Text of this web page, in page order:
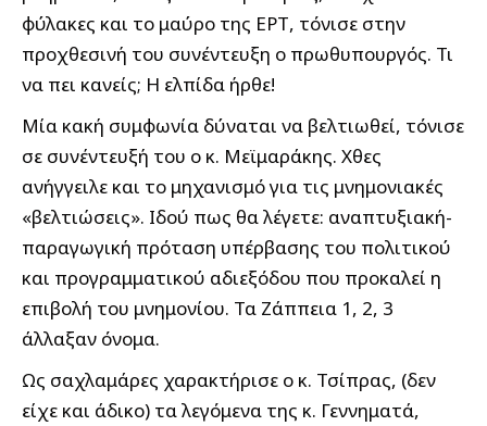
φύλακες και το μαύρο της ΕΡΤ, τόνισε στην
προχθεσινή του συνέντευξη ο πρωθυπουργός. Τι
να πει κανείς; Η ελπίδα ήρθε!
Μία κακή συμφωνία δύναται να βελτιωθεί, τόνισε
σε συνέντευξή του ο κ. Μεϊμαράκης. Χθες
ανήγγειλε και το μηχανισμό για τις μνημονιακές
«βελτιώσεις». Ιδού πως θα λέγετε: αναπτυξιακή-
παραγωγική πρόταση υπέρβασης του πολιτικού
και προγραμματικού αδιεξόδου που προκαλεί η
επιβολή του μνημονίου. Τα Ζάππεια 1, 2, 3
άλλαξαν όνομα.
Ως σαχλαμάρες χαρακτήρισε ο κ. Τσίπρας, (δεν
είχε και άδικο) τα λεγόμενα της κ. Γεννηματά,